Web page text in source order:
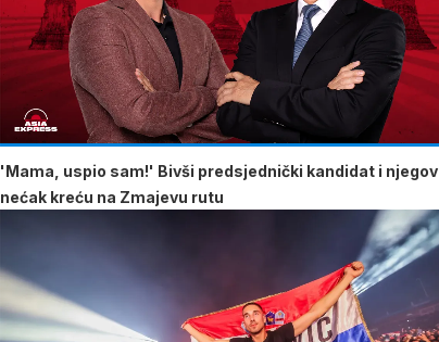
'Mama, uspio sam!' Bivši predsjednički kandidat i njegov
nećak kreću na Zmajevu rutu